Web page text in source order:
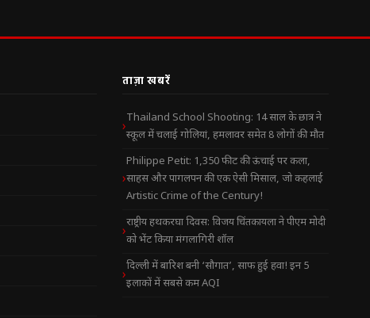
ताज़ा खबरें
Thailand School Shooting: 14 साल के छात्र ने
स्कूल में चलाई गोलियां, हमलावर समेत 8 लोगों की मौत
Philippe Petit: 1,350 फीट की ऊंचाई पर कला,
साहस और पागलपन की एक ऐसी मिसाल, जो कहलाई
Artistic Crime of the Century!
राष्ट्रीय हथकरघा दिवस: विजय चिंतकायला ने पीएम मोदी
को भेंट किया मंगलागिरी शॉल
दिल्ली में बारिश बनी ‘सौगात’, साफ हुई हवा! इन 5
इलाकों में सबसे कम AQI